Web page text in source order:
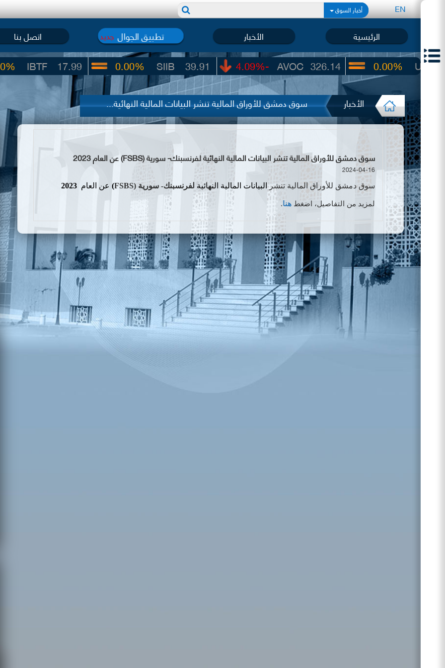
EN أخبار السوق
الرئيسية الأخبار تطبيق الجوال جديد اتصل بنا
17.99 39.91
SIIB
0.00% 326.14
AVOC
-4.09% 22.65
UIC
0.00%
الأخبار سوق دمشق للأوراق المالية تنشر البيانات المالية النهائية...
سوق دمشق للأوراق المالية تنشر البيانات المالية النهائية لفرنسبنك- سورية (FSBS) عن العام 2023
2024-04-16
سوق دمشق للأوراق المالية تنشر البيانات المالية النهائية لفرنسبنك- سورية (FSBS
) عن العام 2023
لمزيد من التفاصيل، اضغط هنا.